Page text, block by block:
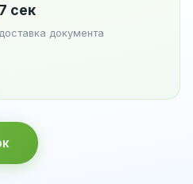
7 сек
доставка документа